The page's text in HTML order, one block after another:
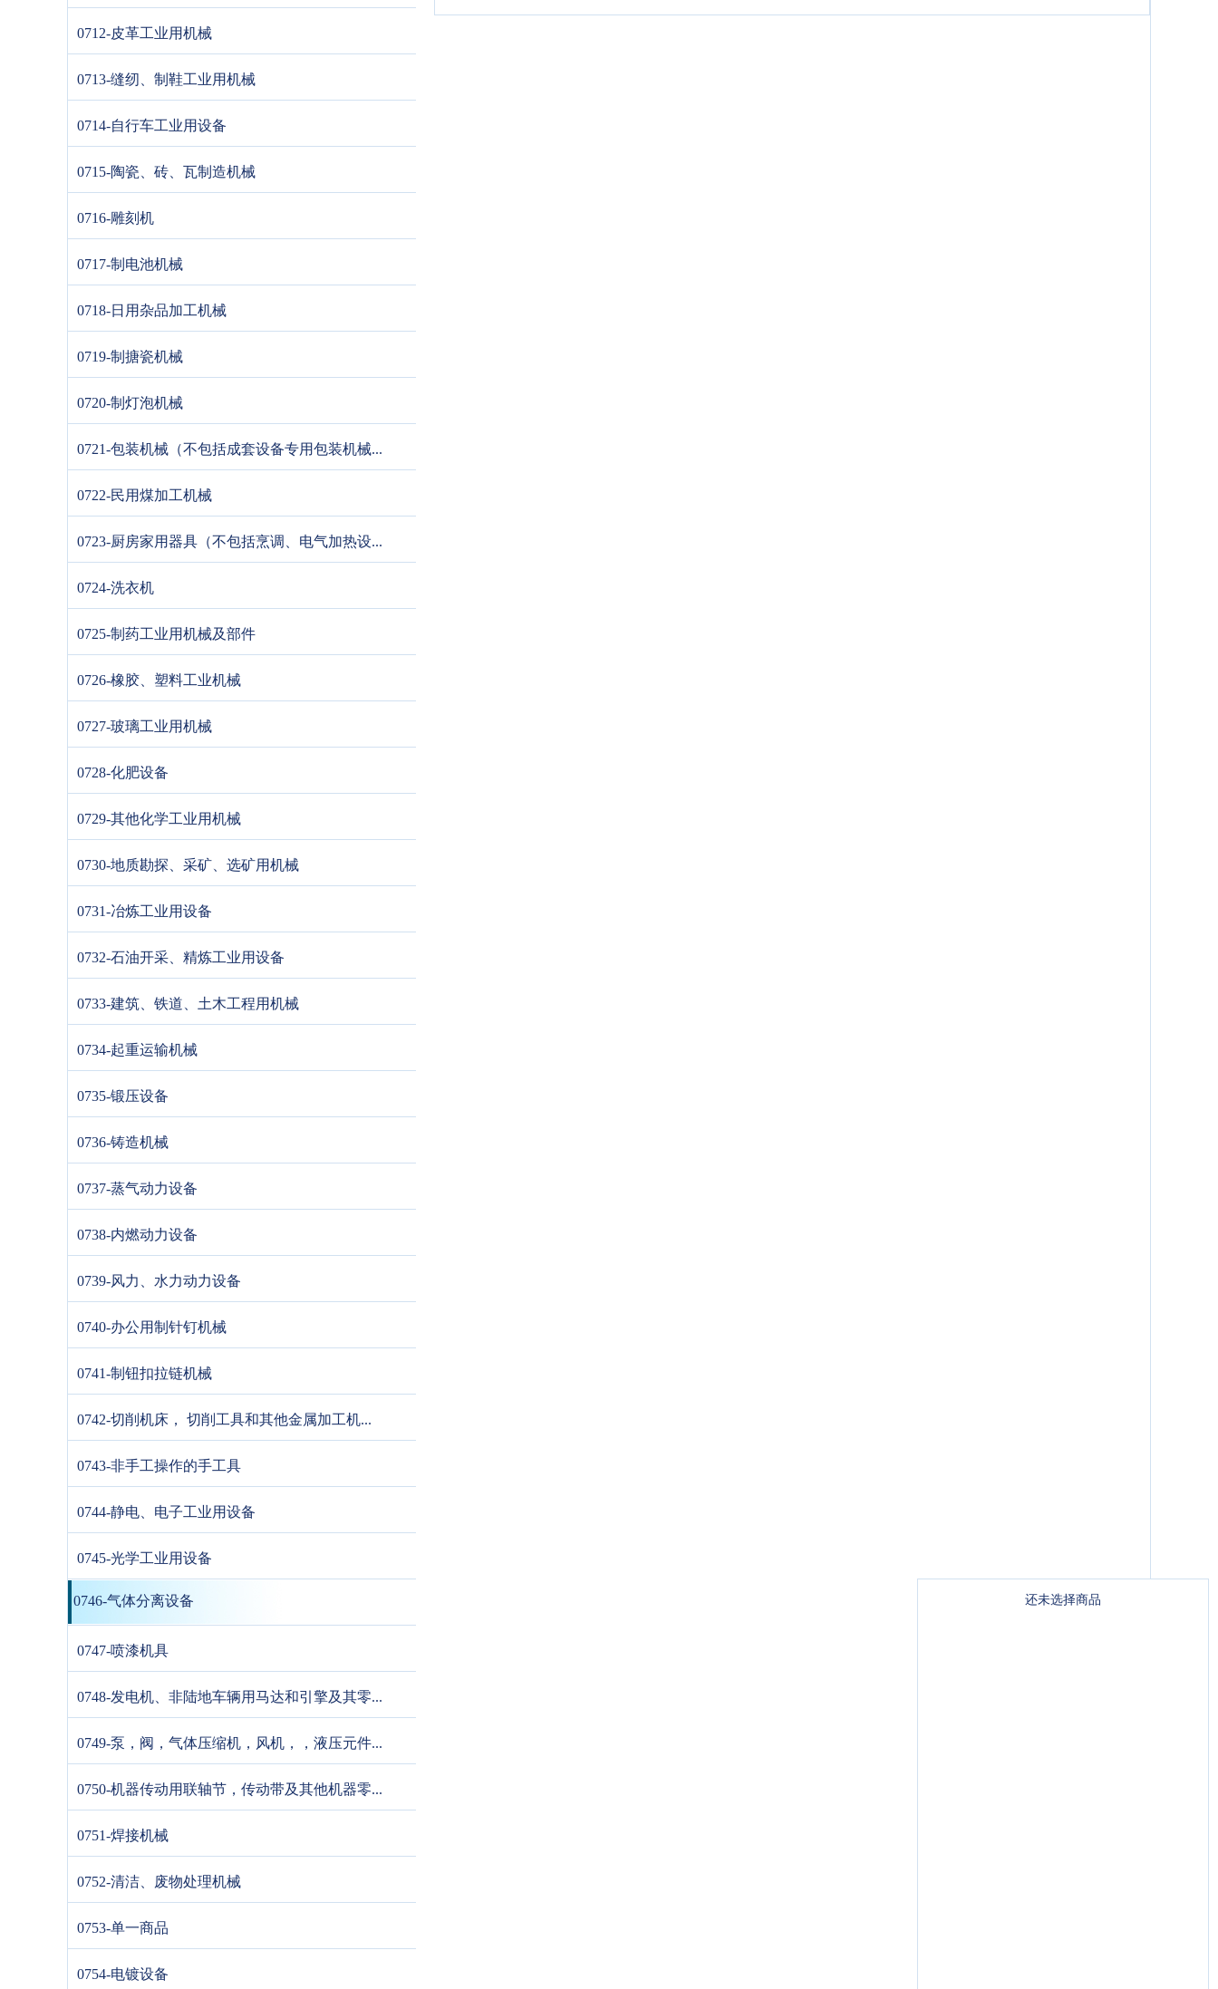
0712-皮革工业用机械
0713-缝纫、制鞋工业用机械
0714-自行车工业用设备
0715-陶瓷、砖、瓦制造机械
0716-雕刻机
0717-制电池机械
0718-日用杂品加工机械
0719-制搪瓷机械
0720-制灯泡机械
0721-包装机械（不包括成套设备专用包装机械...
0722-民用煤加工机械
0723-厨房家用器具（不包括烹调、电气加热设...
0724-洗衣机
0725-制药工业用机械及部件
0726-橡胶、塑料工业机械
0727-玻璃工业用机械
0728-化肥设备
0729-其他化学工业用机械
0730-地质勘探、采矿、选矿用机械
0731-冶炼工业用设备
0732-石油开采、精炼工业用设备
0733-建筑、铁道、土木工程用机械
0734-起重运输机械
0735-锻压设备
0736-铸造机械
0737-蒸气动力设备
0738-内燃动力设备
0739-风力、水力动力设备
0740-办公用制针钉机械
0741-制钮扣拉链机械
0742-切削机床， 切削工具和其他金属加工机...
0743-非手工操作的手工具
0744-静电、电子工业用设备
0745-光学工业用设备
0746-气体分离设备
0747-喷漆机具
0748-发电机、非陆地车辆用马达和引擎及其零...
0749-泵，阀，气体压缩机，风机，，液压元件...
0750-机器传动用联轴节，传动带及其他机器零...
0751-焊接机械
0752-清洁、废物处理机械
0753-单一商品
0754-电镀设备
还未选择商品